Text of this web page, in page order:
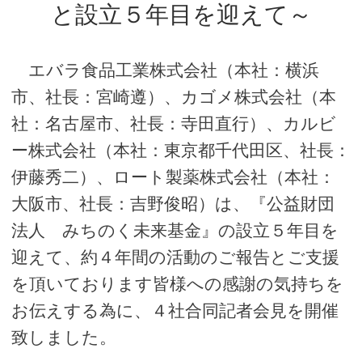
と設立５年目を迎えて～
エバラ食品工業株式会社（本社：横浜
市、社長：宮崎遵）、カゴメ株式会社（本
社：名古屋市、社長：寺田直行）、カルビ
ー株式会社（本社：東京都千代田区、社長：
伊藤秀二）、ロート製薬株式会社（本社：
大阪市、社長：吉野俊昭）は、『公益財団
法人 みちのく未来基金』の設立５年目を
迎えて、約４年間の活動のご報告とご支援
を頂いております皆様への感謝の気持ちを
お伝えする為に、４社合同記者会見を開催
致しました。